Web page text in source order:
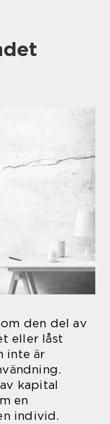
den del av
eller låst
inte är
kapital
en
individ.